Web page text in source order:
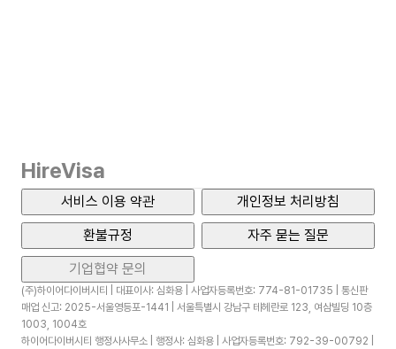
HireVisa
서비스 이용 약관
개인정보 처리방침
환불규정
자주 묻는 질문
기업협약 문의
(주)하이어다이버시티 | 대표이사: 심화용 | 사업자등록번호: 774-81-01735 | 통신판
매업 신고: 2025-서울영등포-1441 | 서울특별시 강남구 테헤란로 123, 여삼빌딩 10층
1003, 1004호
하이어다이버시티 행정사사무소 | 행정사: 심화용 | 사업자등록번호: 792-39-00792 |